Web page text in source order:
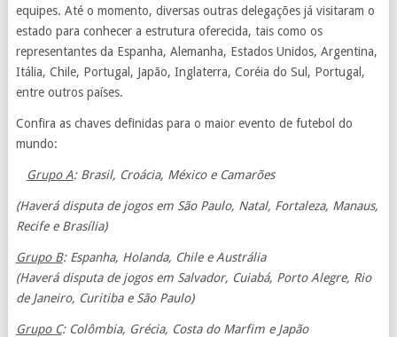
equipes. Até o momento, diversas outras delegações já visitaram o
estado para conhecer a estrutura oferecida, tais como os
representantes da Espanha, Alemanha, Estados Unidos, Argentina,
Itália, Chile, Portugal, Japão, Inglaterra, Coréia do Sul, Portugal,
entre outros países.
Confira as chaves definidas para o maior evento de futebol do
mundo:
Grupo A: Brasil, Croácia, México e Camarões
(Haverá disputa de jogos em São Paulo, Natal, Fortaleza, Manaus,
Recife e Brasília)
Grupo B: Espanha, Holanda, Chile e Austrália
(Haverá disputa de jogos em Salvador, Cuiabá, Porto Alegre, Rio
de Janeiro, Curitiba e São Paulo)
Grupo C: Colômbia, Grécia, Costa do Marfim e Japão